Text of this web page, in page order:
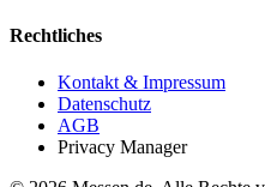
Rechtliches
Kontakt & Impressum
Datenschutz
AGB
Privacy Manager